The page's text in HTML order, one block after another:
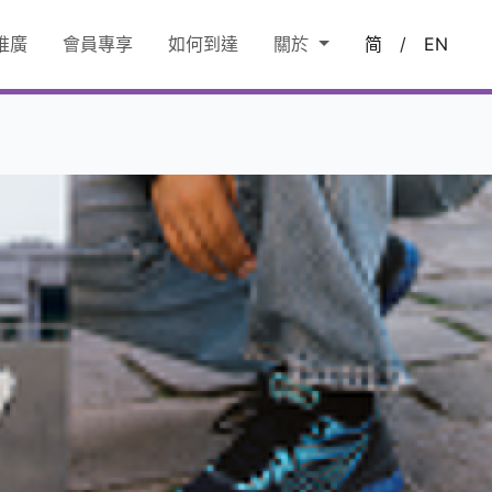
廣 會員專享 如何到達 關於 简 / EN